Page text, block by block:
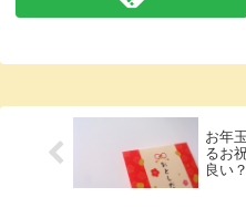
お年
るお
良い？